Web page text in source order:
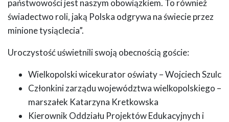
państwowości jest naszym obowiązkiem. To również
świadectwo roli, jaką Polska odgrywa na świecie przez
minione tysiąclecia”.
Uroczystość uświetnili swoją obecnością goście:
Wielkopolski wicekurator oświaty – Wojciech Szulc
Członkini zarządu województwa wielkopolskiego –
marszałek Katarzyna Kretkowska
Kierownik Oddziału Projektów Edukacyjnych i